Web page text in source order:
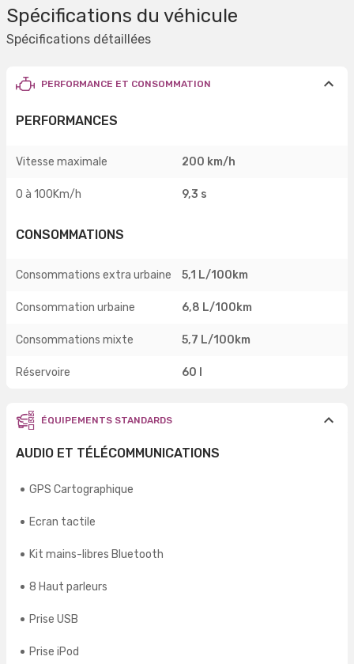
Spécifications du véhicule
Spécifications détaillées
PERFORMANCE ET CONSOMMATION
PERFORMANCES
Vitesse maximale 200 km/h
0 à 100Km/h 9,3 s
CONSOMMATIONS
Consommations extra urbaine 5,1 L/100km
Consommation urbaine 6,8 L/100km
Consommations mixte 5,7 L/100km
Réservoire 60 l
ÉQUIPEMENTS STANDARDS
AUDIO ET TÉLÉCOMMUNICATIONS
GPS Cartographique
Ecran tactile
Kit mains-libres Bluetooth
8 Haut parleurs
Prise USB
Prise iPod